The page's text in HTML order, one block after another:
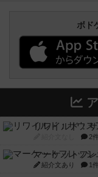
ボド
リワイルド：
2
マーケットフレ
紹介文あり 1